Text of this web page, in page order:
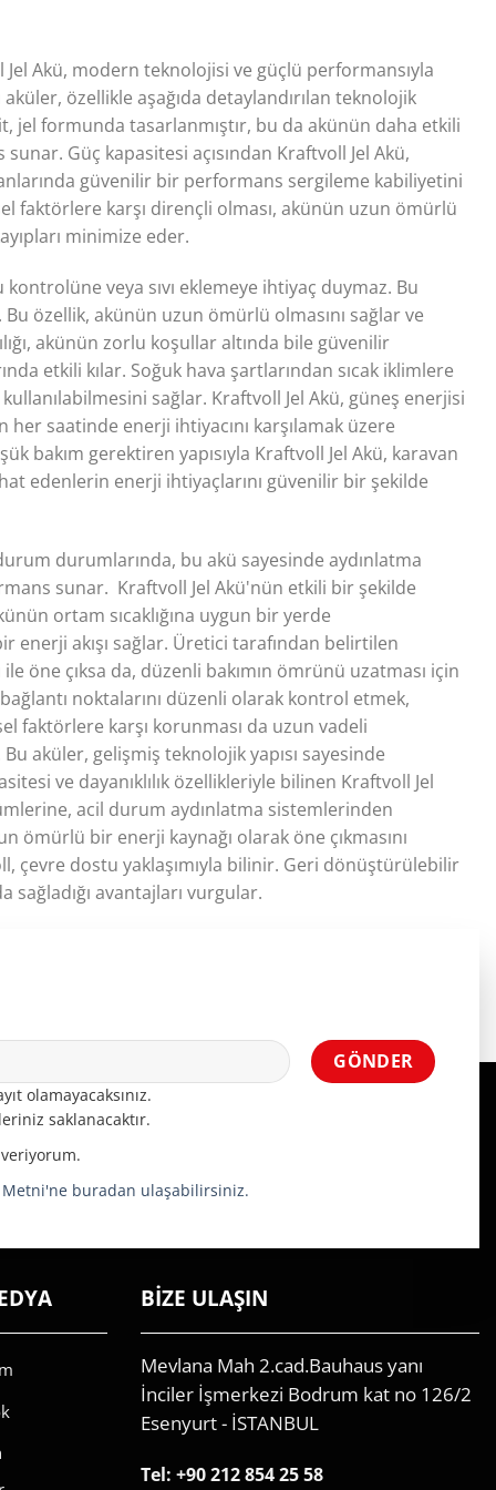
Akü, modern teknolojisi ve güçlü performansıyla
özellikle aşağıda detaylandırılan teknolojik
jel formunda tasarlanmıştır, bu da akünün daha etkili
Güç kapasitesi açısından Kraftvoll Jel Akü,
güvenilir bir performans sergileme kabiliyetini
faktörlere karşı dirençli olması, akünün uzun ömürlü
minimize eder.
veya sıvı eklemeye ihtiyaç duymaz. Bu
özellik, akünün uzun ömürlü olmasını sağlar ve
akünün zorlu koşullar altında bile güvenilir
etkili kılar. Soğuk hava şartlarından sıcak iklimlere
sağlar. Kraftvoll Jel Akü, güneş enerjisi
saatinde enerji ihtiyacını karşılamak üzere
bakım gerektiren yapısıyla Kraftvoll Jel Akü, karavan
edenlerin enerji ihtiyaçlarını güvenilir bir şekilde
durumlarında, bu akü sayesinde aydınlatma
sunar. Kraftvoll Jel Akü'nün etkili bir şekilde
ortam sıcaklığına uygun bir yerde
enerji akışı sağlar. Üretici tarafından belirtilen
öne çıksa da, düzenli bakımın ömrünü uzatması için
noktalarını düzenli olarak kontrol etmek,
faktörlere karşı korunması da uzun vadeli
aküler, gelişmiş teknolojik yapısı sayesinde
ve dayanıklılık özellikleriyle bilinen Kraftvoll Jel
acil durum aydınlatma sistemlerinden
bir enerji kaynağı olarak öne çıkmasını
çevre dostu yaklaşımıyla bilinir. Geri dönüştürülebilir
avantajları vurgular.
olamayacaksınız.
saklanacaktır.
buradan ulaşabilirsiniz.
BİZE ULAŞIN
Mevlana Mah 2.cad.Bauhaus yanı
İnciler İşmerkezi Bodrum kat no 126/2
Esenyurt - İSTANBUL
Tel: +90 212 854 25 58